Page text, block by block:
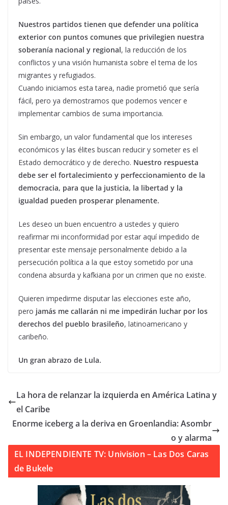
Nuestros partidos tienen que defender una política
exterior con puntos comunes que privilegien nuestra
soberanía nacional y regional, la reducción de los
conflictos y una visión humanista sobre el tema de los
migrantes y refugiados.
Cuando iniciamos esta tarea, nadie prometió que sería
fácil, pero ya demostramos que podemos vencer e
implementar cambios de suma importancia.
Sin embargo, un valor fundamental que los intereses
económicos y las élites buscan reducir y someter es el
Estado democrático y de derecho. Nuestro respuesta
debe ser el fortalecimiento y perfeccionamiento de la
democracia, para que la justicia, la libertad y la
igualdad pueden prosperar plenamente.
Les deseo un buen encuentro a ustedes y quiero
reafirmar mi inconformidad por estar aquí impedido de
presentar este mensaje personalmente debido a la
persecución política a la que estoy sometido por una
condena absurda y kafkiana por un crimen que no existe.
Quieren impedirme disputar las elecciones este año,
pero jamás me callarán ni me impedirán luchar por los
derechos del pueblo brasileño, latinoamericano y
caribeño.
Un gran abrazo de Lula.
La hora de relanzar la izquierda en América Latina y
el Caribe
Enorme iceberg a la deriva en Groenlandia: Asombr
o y alarma
EL INDEPENDIENTE TV: Univision – Las Dos Caras
de Bukele